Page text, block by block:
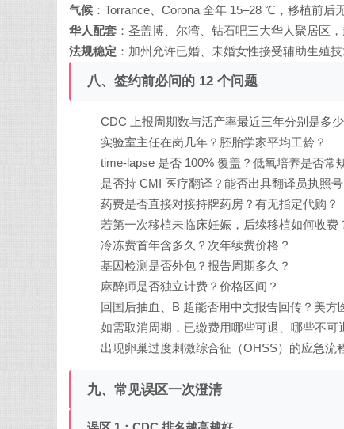
气候 ：Torrance、Corona 全年 15–28 ℃，移植前后
华人配套 ：圣盖博、尔湾、钻石吧三大华人聚居区
法规稳定 ：加州允许已婚、未婚女性接受辅助生殖
八、签约前必问的 12 个问题
CDC 上报周期数与活产率最近三年分别是多少
实验室主任在岗几年？胚胎学家平均工龄？
time-lapse 是否 100% 覆盖？低氧培养是否常
是否持 CMI 医疗翻译？能否出具翻译员执照号
药费是否直接对接持牌药房？有无指定代购？
若第一次移植未临床妊娠，后续移植如何收费
冷冻费首年含多久？次年续费价格？
基因检测是否外包？报告周期多久？
麻醉师是否独立计费？价格区间？
回国后抽血、B 超能否用中文报告回传？美方
如需取消周期，已缴费用哪些可退、哪些不可
出现卵巢过度刺激综合征（OHSS）的应急流
九、常见误区一次澄清